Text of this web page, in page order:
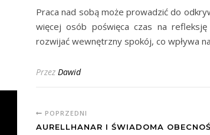
Praca nad sobą może prowadzić do
więcej osób poświęca czas na
rozwijać wewnętrzny spokój, co wpływa
Przez Dawid
POPRZEDNI
AURELLHANAR I ŚWIADOMA